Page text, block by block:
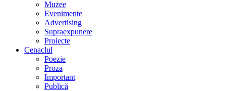
Muzee
Evenimente
Advertising
Supraexpunere
Proiecte
Cenaclul
Poezie
Proza
Important
Publică